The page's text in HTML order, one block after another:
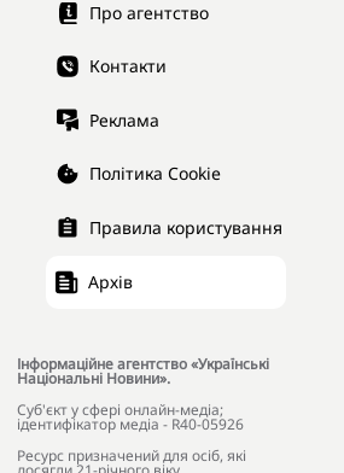
Про агентство
Контакти
Реклама
Політика Cookie
Правила користування
Архів
Інформаційне агентство «Українські
Національні Новини».
Cуб'єкт у сфері онлайн-медіа;
ідентифікатор медіа - R40-05926
Ресурс призначений для осіб, які